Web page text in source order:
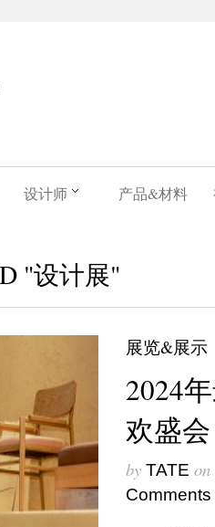
设计师 产品&材料
"设计展"
展览&展示
2024
欢盛
by TATE on
Comments